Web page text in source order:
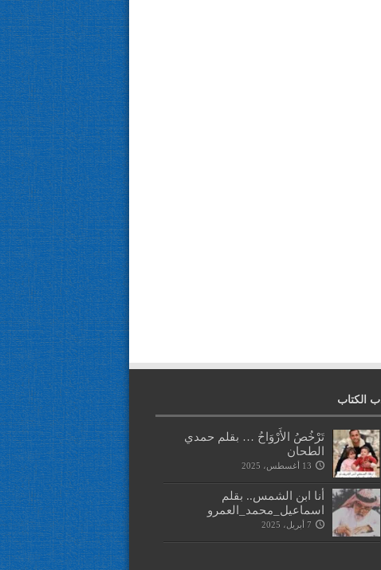
الكتاب
تَرْخُصُ الأَرْوَاحُ … بقلم حمدي
الطحان
13 أغسطس، 2025
أنا ابن الشمس.. بقلم
اسماعيل_محمد_العمرو
7 أبريل، 2025